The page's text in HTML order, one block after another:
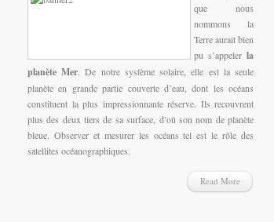
que nous
nommons la
Terre aurait bien
pu s’appeler la
planète Mer. De notre système solaire, elle est la seule
planète en grande partie couverte d’eau, dont les océans
constituent la plus impressionnante réserve. Ils recouvrent
plus des deux tiers de sa surface, d’où son nom de planète
bleue. Observer et mesurer les océans tel est le rôle des
satellites océanographiques.
Read More